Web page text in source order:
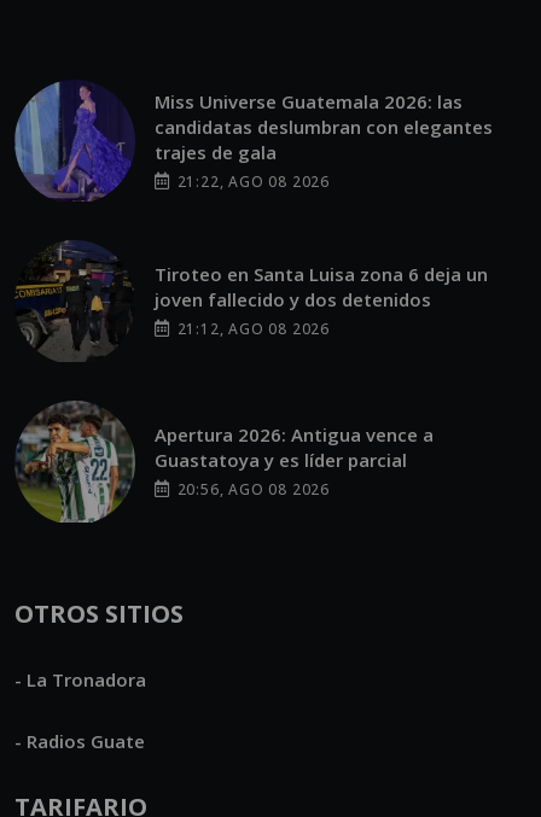
Miss Universe Guatemala 2026: las
candidatas deslumbran con elegantes
trajes de gala
21:22, AGO 08 2026
Tiroteo en Santa Luisa zona 6 deja un
joven fallecido y dos detenidos
21:12, AGO 08 2026
Apertura 2026: Antigua vence a
Guastatoya y es líder parcial
20:56, AGO 08 2026
OTROS SITIOS
- La Tronadora
- Radios Guate
TARIFARIO